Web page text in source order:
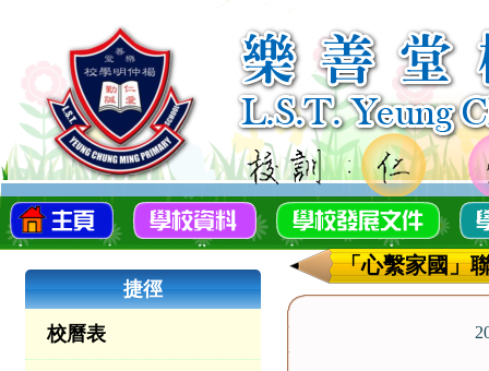
捷徑
校曆表
「心繫家國」